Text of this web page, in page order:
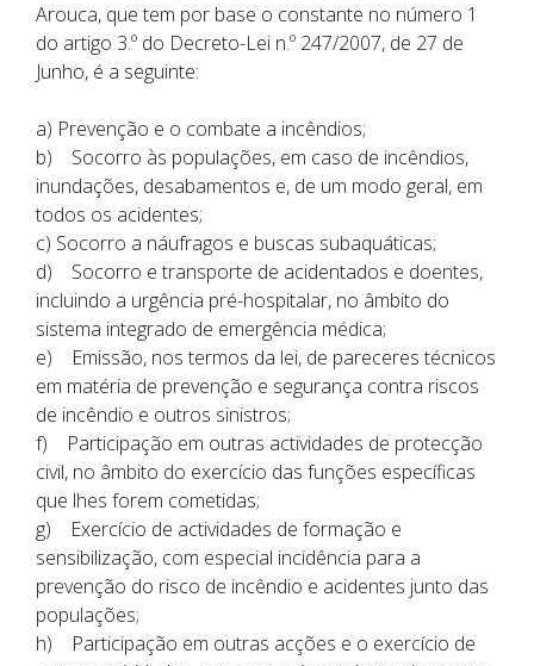
Arouca, que tem por base o constante no número 1
do artigo 3.º do Decreto-Lei n.º 247/2007, de 27 de
Junho, é a seguinte:
a) Prevenção e o combate a incêndios;
b) Socorro às populações, em caso de incêndios,
inundações, desabamentos e, de um modo geral, em
todos os acidentes;
c) Socorro a náufragos e buscas subaquáticas;
d) Socorro e transporte de acidentados e doentes,
incluindo a urgência pré-hospitalar, no âmbito do
sistema integrado de emergência médica;
e) Emissão, nos termos da lei, de pareceres técnicos
em matéria de prevenção e segurança contra riscos
de incêndio e outros sinistros;
f) Participação em outras actividades de protecção
civil, no âmbito do exercício das funções específicas
que lhes forem cometidas;
g) Exercício de actividades de formação e
sensibilização, com especial incidência para a
prevenção do risco de incêndio e acidentes junto das
populações;
h) Participação em outras acções e o exercício de